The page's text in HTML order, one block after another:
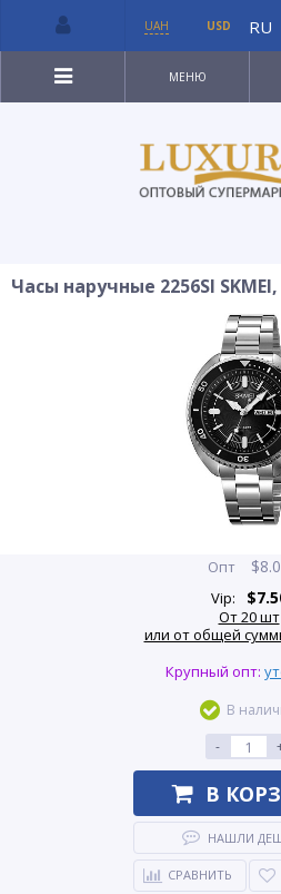
МЕНЮ
Часы наручные 2256SI
Опт $
Vip: $
От 20 шт
или от общей
Крупный опт:
В
-
В
НАШЛИ
СРАВНИТЬ
UAH USD RU